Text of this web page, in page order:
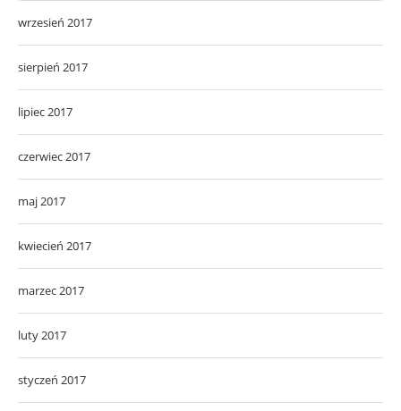
wrzesień 2017
sierpień 2017
lipiec 2017
czerwiec 2017
maj 2017
kwiecień 2017
marzec 2017
luty 2017
styczeń 2017